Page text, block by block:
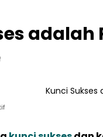
adalah